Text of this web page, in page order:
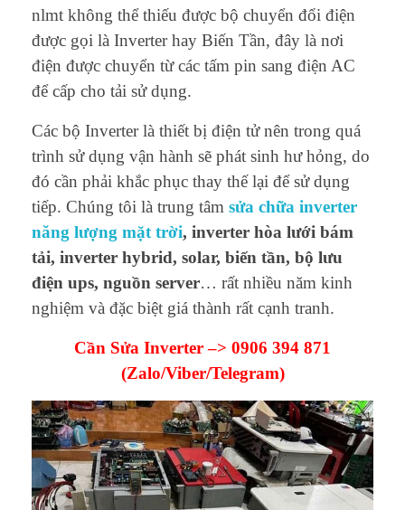
nlmt không thể thiếu được bộ chuyển đổi điện
được gọi là Inverter hay Biến Tần, đây là nơi
điện được chuyển từ các tấm pin sang điện AC
để cấp cho tải sử dụng.
Các bộ Inverter là thiết bị điện tử nên trong quá
trình sử dụng vận hành sẽ phát sinh hư hỏng, do
đó cần phải khắc phục thay thế lại để sử dụng
tiếp. Chúng tôi là trung tâm sửa chữa inverter
năng lượng mặt trời, inverter hòa lưới bám
tải, inverter hybrid, solar, biến tần, bộ lưu
điện ups, nguồn server… rất nhiều năm kinh
nghiệm và đặc biệt giá thành rất cạnh tranh.
Cần Sửa Inverter –> 0906 394 871
(Zalo/Viber/Telegram)